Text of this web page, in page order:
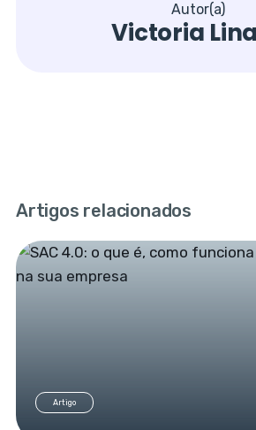
Autor(a)
Victoria
Artigos relacionados
Artigo